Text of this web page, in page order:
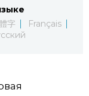
العربية
字
Français